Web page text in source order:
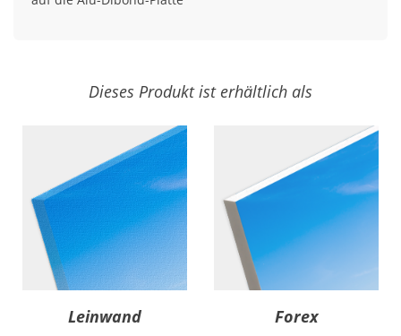
Dieses Produkt ist erhältlich als
Leinwand Forex